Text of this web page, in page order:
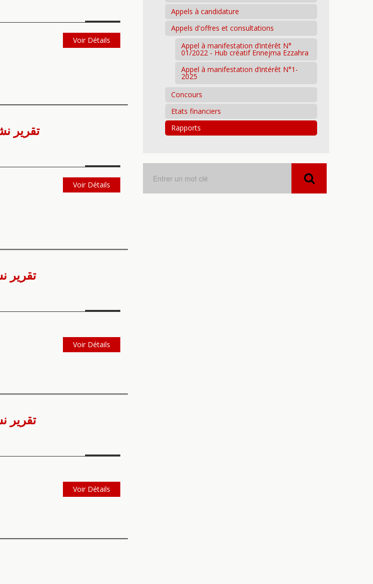
Voir Détails
تقرير
Voir Détails
تقرير
Voir Détails
تقرير
Voir Détails
Appels à candidature
Appels d'offres et consultations
Appel à manifestation d’intérêt N°
01/2022 - Hub créatif Ennejma Ezzahra
Appel à manifestation d’intérêt N°1-
2025
Concours
Etats financiers
Rapports